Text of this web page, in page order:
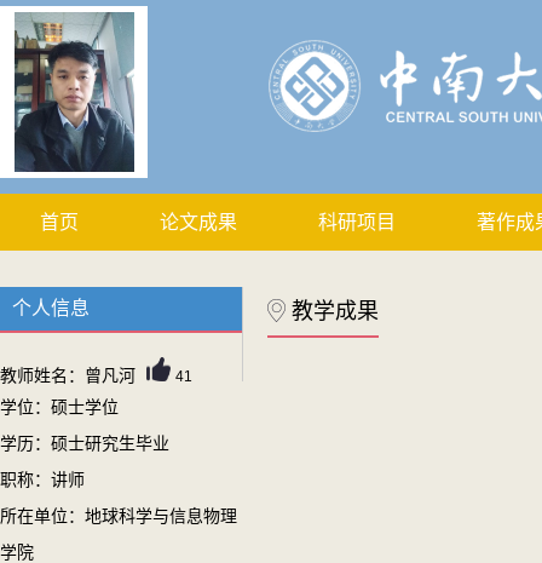
首页 论文成果 科研项目 著作成
个人信息
教师姓名：曾凡河 41
学位：硕士学位
学历：硕士研究生毕业
职称：讲师
所在单位：地球科学与信息物理
学院
教学成果